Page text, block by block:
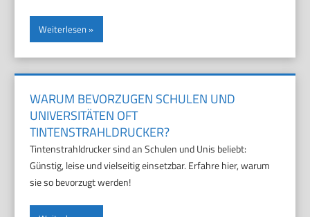
Weiterlesen
WARUM BEVORZUGEN SCHULEN UND
UNIVERSITÄTEN OFT
TINTENSTRAHLDRUCKER?
Tintenstrahldrucker sind an Schulen und Unis beliebt:
Günstig, leise und vielseitig einsetzbar. Erfahre hier, warum
sie so bevorzugt werden!